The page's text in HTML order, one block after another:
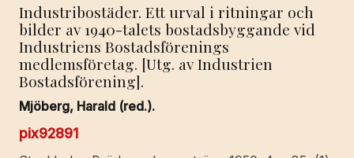
Industribostäder. Ett urval i ritningar och
bilder av 1940-talets bostadsbyggande vid
Industriens Bostadsförenings
medlemsföretag. [Utg. av Industrien
Bostadsförening].
Mjöberg, Harald (red.).
pix92891